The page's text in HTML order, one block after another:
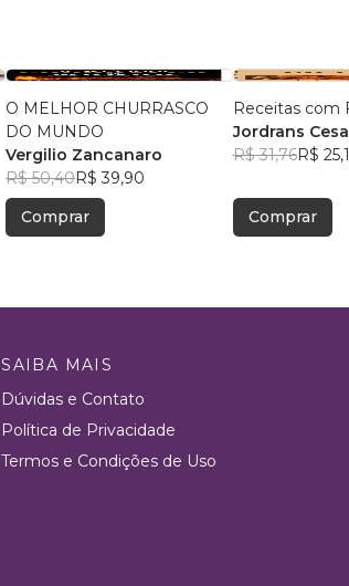
O MELHOR CHURRASCO
DO MUNDO
Vergilio Zancanaro
R$ 50,40R$ 39,90
Comprar
Receitas com
Jordrans
R$ 31,76R$
Comprar
SAIBA MAIS
Dúvidas e Contato
Política de Privacidade
Termos e Condições de Uso